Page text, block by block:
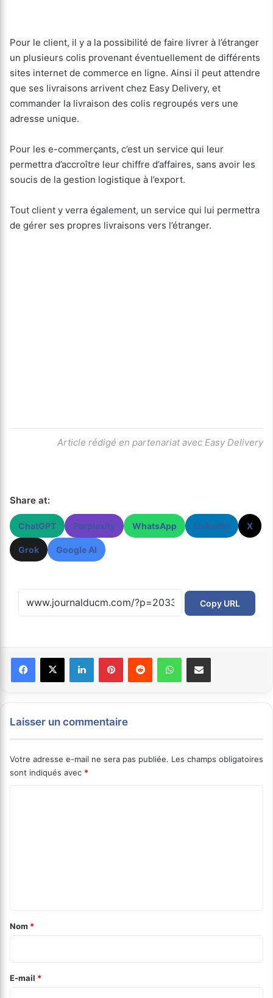
Pour le client, il y a la possibilité de faire livrer à l’étranger
un plusieurs colis provenant éventuellement de différents
sites internet de commerce en ligne. Ainsi il peut attendre
que ses livraisons arrivent chez Easy Delivery, et
commander la livraison des colis regroupés vers une
adresse unique.
Pour les e-commerçants, c’est un service qui leur
permettra d’accroître leur chiffre d’affaires, sans avoir les
soucis de la gestion logistique à l’export.
Tout client y verra également, un service qui lui permettra
de gérer ses propres livraisons vers l’étranger.
Article rédigé en partenariat avec Easy Delivery
Share at:
ChatGPT Perplexity WhatsApp LinkedIn X
Grok Google AI
Copy URL
Laisser un commentaire
Votre adresse e-mail ne sera pas publiée. Les champs obligatoires
sont indiqués avec *
a
e
Nom *
E-mail *